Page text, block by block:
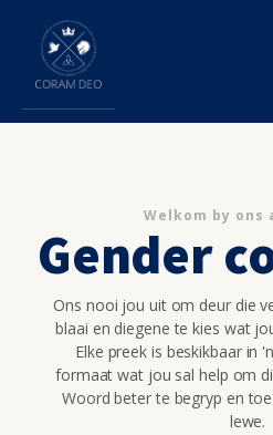
Welkom by ons
Gender
Ons nooi jou uit om deur die
blaai en diegene te kies wat
Elke preek is beskikbaar in
formaat wat jou sal help om
Woord beter te begryp en
lewe.